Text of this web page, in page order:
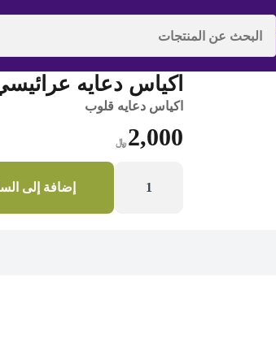
اكياس دعايه
اكياس دعايه قلوب
2,000 ﷼
اكياس
إضافة إلى